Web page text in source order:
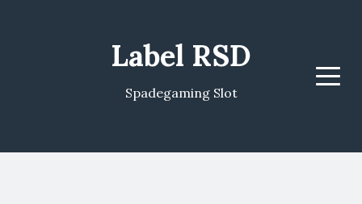
Label RSD
Spadegaming Slot
Menu